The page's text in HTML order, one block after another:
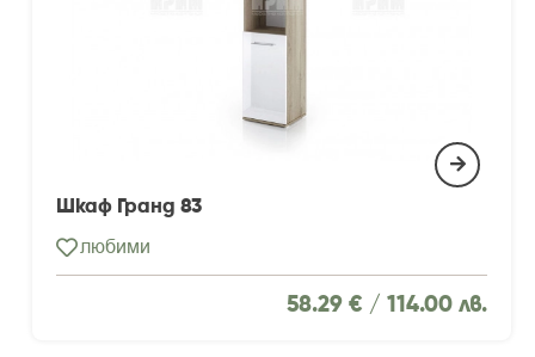
Шкаф Гранд 83
любими
58.29 € / 114.00 лв.